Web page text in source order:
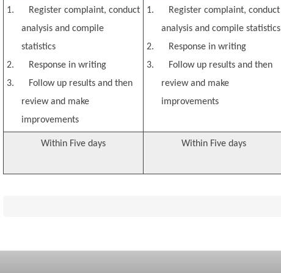
1.
Register complaint, conduct
analysis and compile
statistics
2.
Response in writing
3.
Follow up results and then
review and make
improvements
1.
Register complaint, conduct
analysis and compile statistics
2.
Response in writing
3.
Follow up results and then
review and make
improvements
Within Five days Within Five days